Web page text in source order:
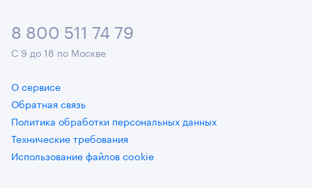
8 800 511 74 79
С 9 до 18 по Москве
О сервисе
Обратная связь
Политика обработки персональных данных
Технические требования
Использование файлов cookie